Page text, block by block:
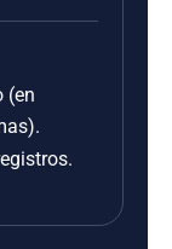
(en